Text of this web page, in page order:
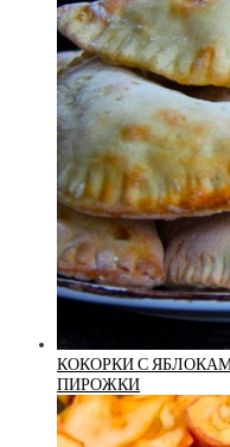
КОКОРКИ С
ПИРОЖКИ